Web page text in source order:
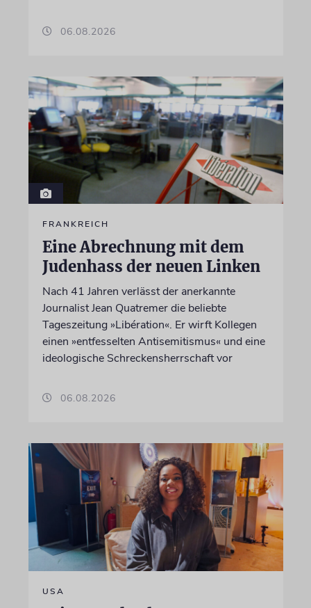
06.08.2026
FRANKREICH
Eine Abrechnung mit dem
Judenhass der neuen Linken
Nach 41 Jahren verlässt der anerkannte
Journalist Jean Quatremer die beliebte
Tageszeitung »Libération«. Er wirft Kollegen
einen »entfesselten Antisemitismus« und eine
ideologische Schreckensherrschaft vor
06.08.2026
USA